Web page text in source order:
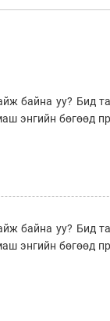
байна уу? Бид
энгийн бөгөөд
байна уу? Бид
энгийн бөгөөд